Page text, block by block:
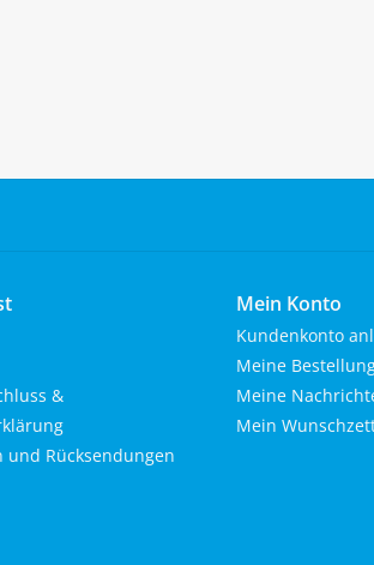
&
und Rücksendungen
Mein Konto
Kundenkonto
Meine
Meine
Mein